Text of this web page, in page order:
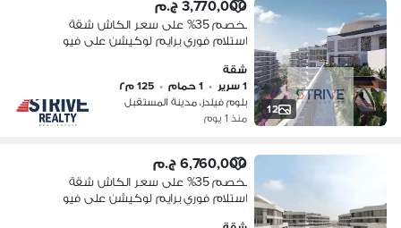
12
3,770,000 ج.م
بخصم 35% على سعر الكاش شقة
استلام فوري برايم لوكيشن على فيو
كمبوند "بلوم فيلدز" (Bloom Fields)
شقة
1 سرير
• 1 حمام • 125 م٢
بلوم فيلدز، مدينة المستقبل
منذ 1 يوم
6,760,000 ج.م
بخصم 35% على سعر الكاش شقة
استلام فوري برايم لوكيشن على فيو